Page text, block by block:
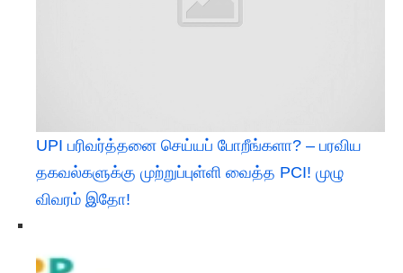
UPI பரிவர்த்தனை செய்யப் போறீங்களா? – பரவிய
தகவல்களுக்கு முற்றுப்புள்ளி வைத்த PCI! முழு
விவரம் இதோ!